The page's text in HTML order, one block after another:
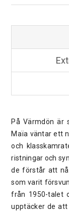
På Värmdön är
Maïa väntar ett
och
ristningar och
de förstår att
som varit
från 1950-talet
upptäcker de